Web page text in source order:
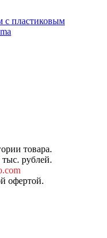
товара.
рублей.
офертой.